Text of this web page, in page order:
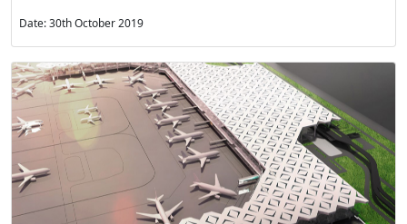
Date: 30th October 2019